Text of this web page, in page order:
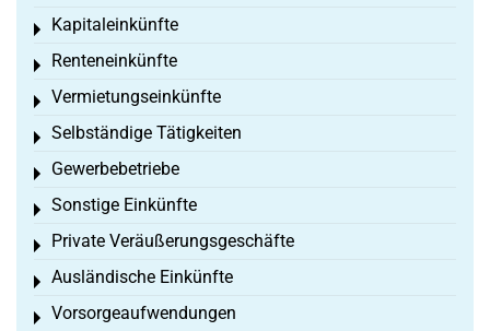
Kapitaleinkünfte
Toggle menu
Renteneinkünfte
Toggle menu
Vermietungseinkünfte
Toggle menu
Selbständige Tätigkeiten
Toggle menu
Gewerbebetriebe
Toggle menu
Sonstige Einkünfte
Toggle menu
Private Veräußerungsgeschäfte
Toggle menu
Ausländische Einkünfte
Toggle menu
Vorsorgeaufwendungen
Toggle menu